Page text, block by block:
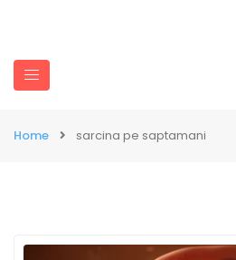
Home sarcina pe saptamani